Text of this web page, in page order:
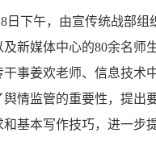
日下午，由宣传统战部
新媒体中心的80余名师
事姜欢老师、信息技
情监管的重要性，提
基本写作技巧，进一